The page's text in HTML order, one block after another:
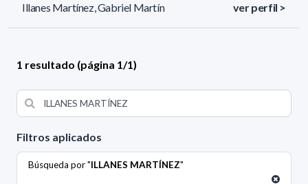
Filtros aplicados
Búsqueda por "ILLANES MARTÍNEZ"
Illanes Martínez, Gabriel Martín ver perfil >
1 resultado (página 1/1)